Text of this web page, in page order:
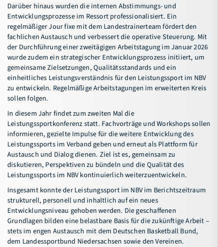
Darüber hinaus wurden die internen Abstimmungs- und
Entwicklungsprozesse im Ressort professionalisiert. Ein
regelmäßiger Jour fixe mit dem Landestrainerteam fördert den
fachlichen Austausch und verbessert die operative Steuerung. Mit
der Durchführung einer zweitägigen Arbeitstagung im Januar 2026
wurde zudem ein strategischer Entwicklungsprozess initiiert, um
gemeinsame Zielsetzungen, Qualitätsstandards und ein
einheitliches Leistungsverständnis für den Leistungssport im NBV
zu entwickeln. Regelmäßige Arbeitstagungen im erweiterten Kreis
sollen folgen.
In diesem Jahr findet zum zweiten Mal die
Leistungssportkonferenz statt. Fachvorträge und Workshops sollen
informieren, gezielte Impulse für die weitere Entwicklung des
Leistungssports im Verband geben und erneut als Plattform für
Austausch und Dialog dienen. Ziel ist es, gemeinsam zu
diskutieren, Perspektiven zu bündeln und die Qualität des
Leistungssports im NBV kontinuierlich weiterzuentwickeln.
Insgesamt konnte der Leistungssport im NBV im Berichtszeitraum
strukturell, personell und inhaltlich auf ein neues
Entwicklungsniveau gehoben werden. Die geschaffenen
Grundlagen bilden eine belastbare Basis für die zukünftige Arbeit –
stets im engen Austausch mit dem Deutschen Basketball Bund,
dem Landessportbund Niedersachsen sowie den Vereinen.